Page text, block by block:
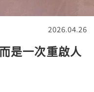
2026.04.26
是一次重啟人